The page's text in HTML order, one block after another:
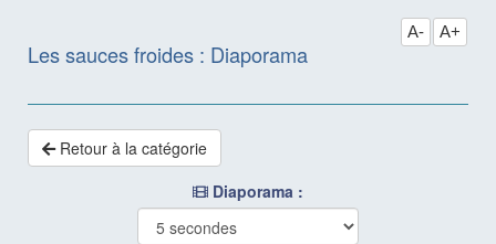
Les sauces froides : Diaporama
A- A+
Retour à la catégorie
Diaporama :